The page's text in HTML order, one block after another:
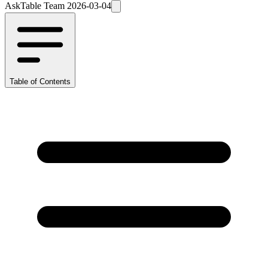
AskTable Team 2026-03-04
Table of Contents